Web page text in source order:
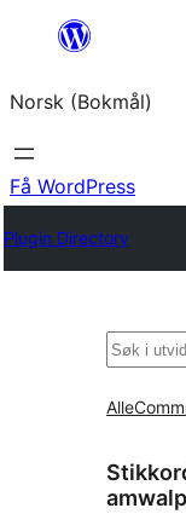
Hopp
innhold
Norsk (Bokmål)
Få WordPress
Plugin Directory
Søk
Alle